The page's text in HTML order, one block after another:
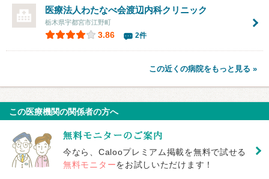
医療法人わたなべ会渡辺内科クリニック
栃木県宇都宮市江野町
3.86 2件
この近くの病院をもっと見る »
この医療機関の関係者の方へ
今なら、Calooプレミアム掲載を無料で試せる
無料モニターをお試しいただけます！